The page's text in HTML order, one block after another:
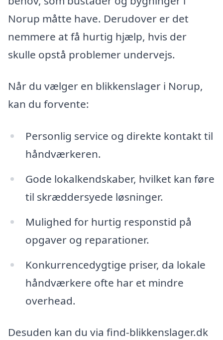
Norup måtte have. Derudover er det
nemmere at få hurtig hjælp, hvis der
skulle opstå problemer undervejs.
Når du vælger en blikkenslager i Norup,
kan du forvente:
Personlig service og direkte kontakt til
håndværkeren.
Gode lokalkendskaber, hvilket kan føre
til skræddersyede løsninger.
Mulighed for hurtig responstid på
opgaver og reparationer.
Konkurrencedygtige priser, da lokale
håndværkere ofte har et mindre
overhead.
Desuden kan du via find-blikkenslager.dk